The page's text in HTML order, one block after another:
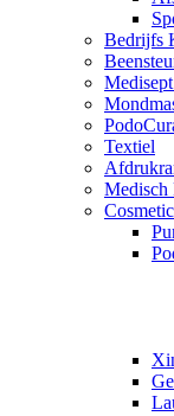
Bedrijfs
Textiel
Medisch